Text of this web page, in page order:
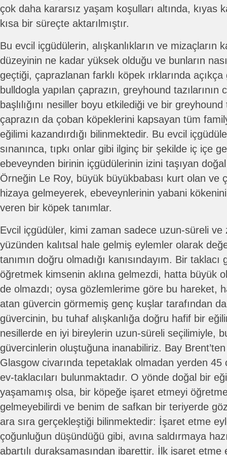
çok daha kararsız yaşam koşulları altında, kıyas
kısa bir süreçte aktarılmıştır.
Bu evcil içgüdülerin, alışkanlıkların ve mizaçların
düzeyinin ne kadar yüksek olduğu ve bunların
geçtiği, çaprazlanan farklı köpek ırklarında
bulldogla yapılan çaprazın, greyhound tazılarının
başlılığını nesiller boyu etkilediği ve bir greyhound
çaprazın da çoban köpeklerini kapsayan tüm
eğilimi kazandırdığı bilinmektedir. Bu evcil
sınanınca, tıpkı onlar gibi ilginç bir şekilde iç içe
ebeveynden birinin içgüdülerinin izini taşıyan
Örneğin Le Roy, büyük büyükbabası kurt olan ve
hizaya gelmeyerek, ebeveynlerinin yabani
veren bir köpek tanımlar.
Evcil içgüdüler, kimi zaman sadece uzun-süreli ve
yüzünden kalıtsal hale gelmiş eylemler olarak
tanımın doğru olmadığı kanısındayım. Bir
öğretmek kimsenin aklına gelmezdi, hatta büyük
de olmazdı; oysa gözlemlerime göre bu hareket,
atan güvercin görmemiş genç kuşlar tarafından
güvercinin, bu tuhaf alışkanlığa doğru hafif bir
nesillerde en iyi bireylerin uzun-süreli seçilimiyle,
güvercinlerin oluştuğuna inanabiliriz. Bay
Glasgow civarında tepetaklak olmadan yerden
ev-taklacıları bulunmaktadır. O yönde doğal bir
yaşamamış olsa, bir köpeğe işaret etmeyi
gelmeyebilirdi ve benim de safkan bir teriyerde
ara sıra gerçekleştiği bilinmektedir: İşaret etme
çoğunluğun düşündüğü gibi, avına saldırmaya
abartılı duraksamasından ibarettir. İlk işaret